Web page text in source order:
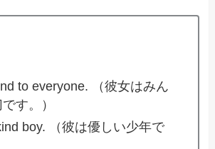
to everyone. （彼女はみん
す。）
boy. （彼は優しい少年で